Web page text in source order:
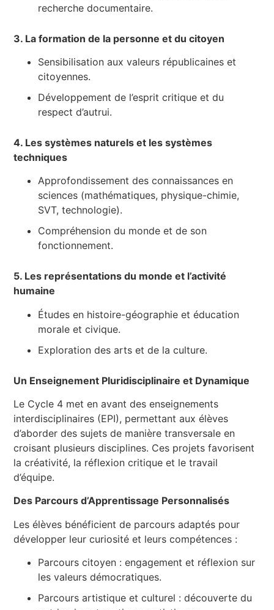
recherche documentaire.
3. La formation de la personne et du citoyen
Sensibilisation aux valeurs républicaines et
citoyennes.
Développement de l’esprit critique et du
respect d’autrui.
4. Les systèmes naturels et les systèmes
techniques
Approfondissement des connaissances en
sciences (mathématiques, physique-chimie,
SVT, technologie).
Compréhension du monde et de son
fonctionnement.
5. Les représentations du monde et l’activité
humaine
Études en histoire-géographie et éducation
morale et civique.
Exploration des arts et de la culture.
Un Enseignement Pluridisciplinaire et Dynamique
Le Cycle 4 met en avant des enseignements
interdisciplinaires (EPI), permettant aux élèves
d’aborder des sujets de manière transversale en
croisant plusieurs disciplines. Ces projets favorisent
la créativité, la réflexion critique et le travail
d’équipe.
Des Parcours d’Apprentissage Personnalisés
Les élèves bénéficient de parcours adaptés pour
développer leur curiosité et leurs compétences :
Parcours citoyen : engagement et réflexion sur
les valeurs démocratiques.
Parcours artistique et culturel : découverte du